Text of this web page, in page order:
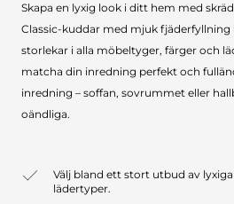
Skapa en lyxig look i ditt hem med
Classic-kuddar med mjuk fjäderfyllning
storlekar i alla möbeltyger, färger och
matcha din inredning perfekt och
inredning – soffan, sovrummet eller
oändliga.
Välj bland ett stort utbud av
lädertyper.